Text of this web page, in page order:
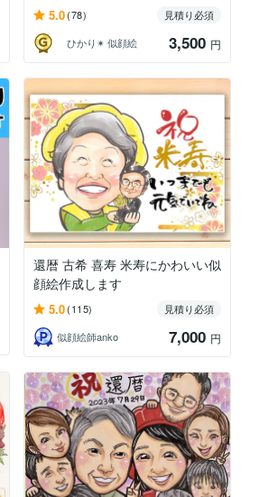
5.0(78)
見積り必須
ひかり✴︎ 似顔絵
3,500 円
還暦 古希 喜寿 米寿にかわいい似
顔絵作成します
5.0(115)
見積り必須
似顔絵師anko
7,000 円